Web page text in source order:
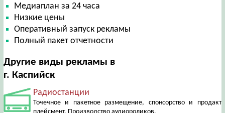
Медиаплан за 24 часа
Низкие цены
Оперативный запуск рекламы
Полный пакет отчетности
Другие виды рекламы в
г. Каспийск
Радиостанции
Точечное и пакетное размещение, спонсорство и продакт